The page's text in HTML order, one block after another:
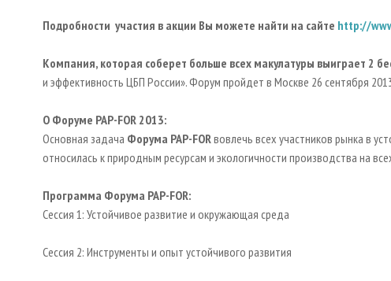
Подробности участия в акции Вы можете найти на сайте http://
Компания, которая соберет больше всех макулатуры выиграет 2
и эффективность ЦБП России». Форум пройдет в Москве 26 сентября
О Форуме PAP-FOR 2013:
Основная задача Форума PAP-FORвовлечь всех участников рынка в
относилась к природным ресурсам и экологичности производства на
Программа Форума PAP-FOR:
Сессия 1: Устойчивое развитие и окружающая среда
Сессия 2: Инструменты и опыт устойчивого развития